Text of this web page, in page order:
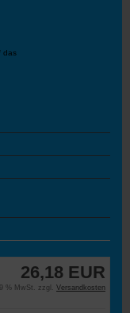
das
26,18 EUR
% MwSt. zzgl. Versandkosten